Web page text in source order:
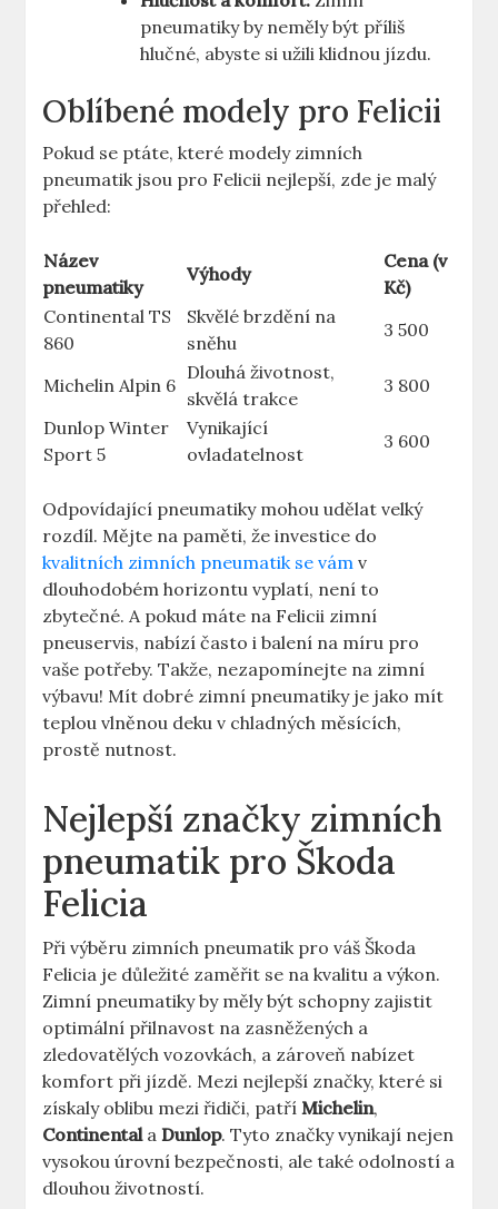
pneumatiky by neměly být příliš
hlučné, abyste si užili klidnou jízdu.
Oblíbené modely pro Felicii
Pokud se ptáte, které modely zimních
pneumatik jsou pro Felicii nejlepší, zde je malý
přehled:
Název
pneumatiky
Výhody
Cena (v
Kč)
Continental TS
860
Skvělé brzdění na
sněhu
3 500
Michelin Alpin 6
Dlouhá životnost,
skvělá trakce
3 800
Dunlop Winter
Sport 5
Vynikající
ovladatelnost
3 600
Odpovídající pneumatiky mohou udělat velký
rozdíl. Mějte na paměti, že investice do
kvalitních zimních pneumatik se vám v
dlouhodobém horizontu vyplatí, není to
zbytečné. A pokud máte na Felicii zimní
pneuservis, nabízí často i balení na míru pro
vaše potřeby. Takže, nezapomínejte na zimní
výbavu! Mít dobré zimní pneumatiky je jako mít
teplou vlněnou deku v chladných měsících,
prostě nutnost.
Nejlepší značky zimních
pneumatik pro Škoda
Felicia
Při výběru zimních pneumatik pro váš Škoda
Felicia je důležité zaměřit se na kvalitu a výkon.
Zimní pneumatiky by měly být schopny zajistit
optimální přilnavost na zasněžených a
zledovatělých vozovkách, a zároveň nabízet
komfort při jízdě. Mezi nejlepší značky, které si
získaly oblibu mezi řidiči, patříMichelin,
ContinentalaDunlop. Tyto značky vynikají nejen
vysokou úrovní bezpečnosti, ale také odolností a
dlouhou životností.